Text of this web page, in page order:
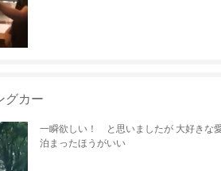
カー
一瞬欲しい！ と思いましたが 大好き
泊まったほうがいい